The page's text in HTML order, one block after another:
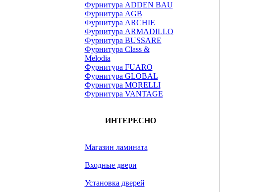
Фурнитура ADDEN BAU
Фурнитура AGB
Фурнитура ARCHIE
Фурнитура ARMADILLO
Фурнитура BUSSARE
Фурнитура Class &
Melodia
Фурнитура FUARO
Фурнитура GLOBAL
Фурнитура MORELLI
Фурнитура VANTAGE
ИНТЕРЕСНО
Магазин ламината
Входные двери
Установка дверей